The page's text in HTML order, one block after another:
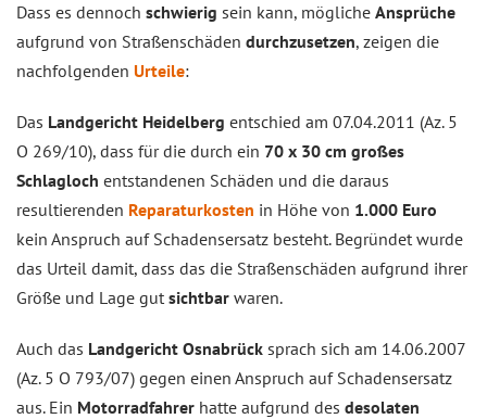
Dass es dennoch schwierig sein kann, mögliche Ansprüche
aufgrund von Straßenschäden durchzusetzen, zeigen die
nachfolgenden Urteile:
Das Landgericht Heidelberg entschied am 07.04.2011 (Az. 5
O 269/10), dass für die durch ein 70 x 30 cm großes
Schlagloch entstandenen Schäden und die daraus
resultierenden Reparaturkosten in Höhe von 1.000 Euro
kein Anspruch auf Schadensersatz besteht. Begründet wurde
das Urteil damit, dass das die Straßenschäden aufgrund ihrer
Größe und Lage gut sichtbar waren.
Auch das Landgericht Osnabrück sprach sich am 14.06.2007
(Az. 5 O 793/07) gegen einen Anspruch auf Schadensersatz
aus. Ein Motorradfahrer hatte aufgrund des desolaten